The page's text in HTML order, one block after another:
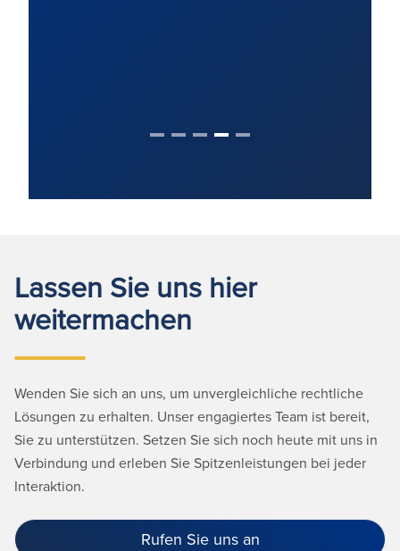
Lassen Sie uns hier
weitermachen
Wenden Sie sich an uns, um unvergleichliche rechtliche
Lösungen zu erhalten. Unser engagiertes Team ist bereit,
Sie zu unterstützen. Setzen Sie sich noch heute mit uns in
Verbindung und erleben Sie Spitzenleistungen bei jeder
Interaktion.
Rufen Sie uns an